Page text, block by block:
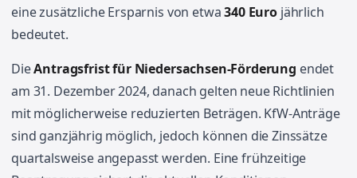
eine zusätzliche Ersparnis von etwa340 Eurojährlich
bedeutet.
DieAntragsfrist für Niedersachsen-Förderung endet
am 31. Dezember 2024, danach gelten neue Richtlinien
mit möglicherweise reduzierten Beträgen. KfW-Anträge
sind ganzjährig möglich, jedoch können die Zinssätze
quartalsweise angepasst werden. Eine frühzeitige